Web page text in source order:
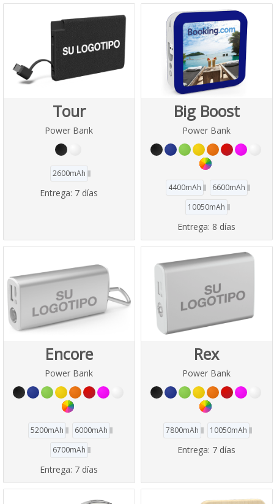
Tour
Power Bank
2600mAh
Entrega: 7 días
Big Boost
Power Bank
4400mAh
6600mAh
10050mAh
Entrega: 8 días
Encore
Power Bank
5200mAh
6000mAh
6700mAh
Entrega: 7 días
Rex
Power Bank
7800mAh 10050mAh
Entrega: 7 días